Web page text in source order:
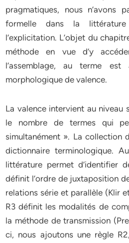
pragmatiques, nous n’avons
formelle dans la
l’explicitation. L’objet du
méthode en vue d’y
l’assemblage, au terme
morphologique de valence.
La valence intervient au niveau
le nombre de termes qui
simultanément ». La collection
dictionnaire terminologique.
littérature permet d’identifier
définit l’ordre de juxtaposition
relations série et parallèle (Klir
R3 définit les modalités de
la méthode de transmission
ci, nous ajoutons une règle